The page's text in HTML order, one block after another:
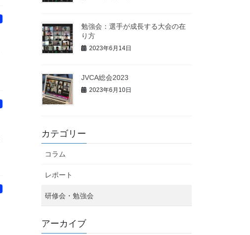
勉強会：選手が成長する大会の在
り方
2023年6月14日
JVCA総会2023
2023年6月10日
カテゴリー
コラム
レポート
研修会・勉強会
アーカイブ